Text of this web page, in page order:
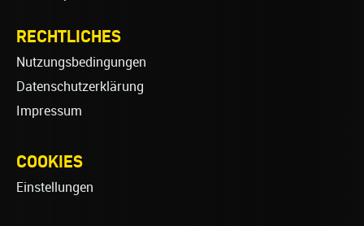
RECHTLICHES
Nutzungsbedingungen
Datenschutzerklärung
Impressum
COOKIES
Einstellungen